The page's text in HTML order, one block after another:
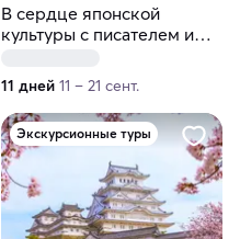
В сердце японской
культуры с писателем и
Японии и Южной Корее на
Мегаяхте
11 дней 11 – 21 сент.
Экскурсионные туры